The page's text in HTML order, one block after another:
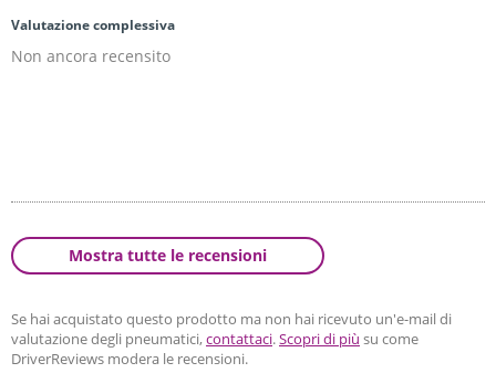
Valutazione complessiva
Non ancora recensito
Mostra tutte le recensioni
Se hai acquistato questo prodotto ma non hai ricevuto un'e-mail di
valutazione degli pneumatici,contattaci.Scopri di più su come
DriverReviews modera le recensioni.